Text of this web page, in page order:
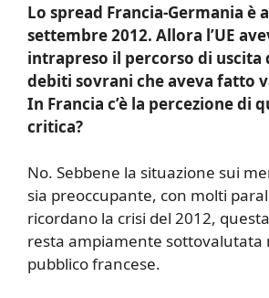
Lo spread Francia-Germania è
settembre 2012. Allora l’UE
intrapreso il percorso di uscita
debiti sovrani che aveva fatto
In Francia c’è la percezione di
critica?
No. Sebbene la situazione sui
sia preoccupante, con molti
ricordano la crisi del 2012,
resta ampiamente sottovalutata
pubblico francese.